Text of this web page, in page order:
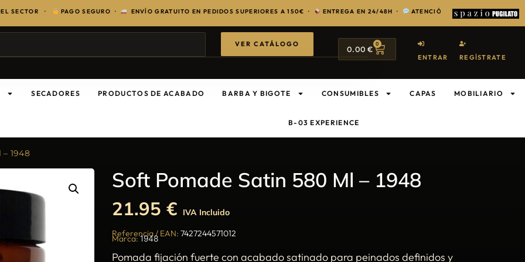
· PAGO SEGURO · ENVÍO GRATUITO EN PEDIDOS SUPERIORES A 150€ · ENTREGA EN 24/48H · ATENCIÓN EXCLUSIVA PARA
VER CATÁLOGO
0.00€
0
ENTRAR REGÍSTRATE
SECADORES PRODUCTOS DE ACABADO BARBA Y BIGOTE CONSUMIBLES CAPAS MOBILIARIO
B-03 EXPERIENCE
1948
Soft Pomade Satin 580 Ml – 1948
21.95 €
IVA Incluido
Referencia / EAN: 7427244571012
Marca:1948
Pomada fijación fuerte con acabado satinado para peinados definidos y